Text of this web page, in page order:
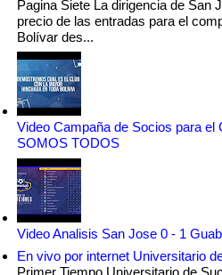
Pagina Siete La dirigencia de San
precio de las entradas para el
Bolívar des...
Video Campaña de Socios para
SOMOS TODOS
Video Analisis San Jose 0 - 1
En vivo por internet Universitario
Primer Tiempo Universitario de